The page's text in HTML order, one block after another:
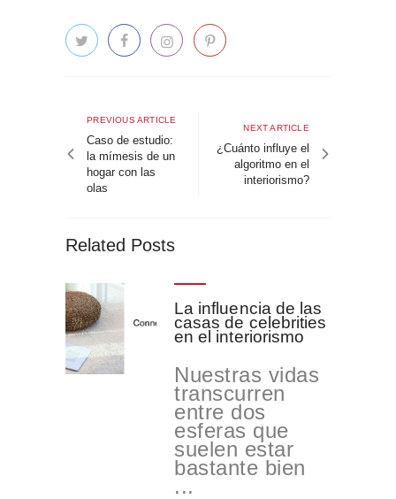
de
entradas
Previous
article
PREVIOUS ARTICLE
Caso de estudio:
la mímesis de un
hogar con las
olas
Next
article
NEXT ARTICLE
¿Cuánto influye el
algoritmo en el
interiorismo?
Related Posts
La influencia de las
casas de celebrities
en el interiorismo
Nuestras vidas
transcurren
entre dos
esferas que
suelen estar
bastante bien
...